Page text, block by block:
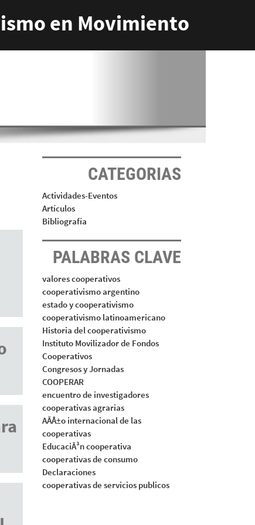
en Movimiento
CATEGORIAS
Actividades-Eventos
Artículos
Bibliografía
PALABRAS CLAVE
valores cooperativos
cooperativismo argentino
estado y cooperativismo
cooperativismo latinoamericano
Historia del cooperativismo
Instituto Movilizador de Fondos
Cooperativos
Congresos y Jornadas
COOPERAR
encuentro de investigadores
cooperativas agrarias
AÃÂ±o internacional de las
cooperativas
EducaciÃ³n cooperativa
cooperativas de consumo
Declaraciones
cooperativas de servicios publicos